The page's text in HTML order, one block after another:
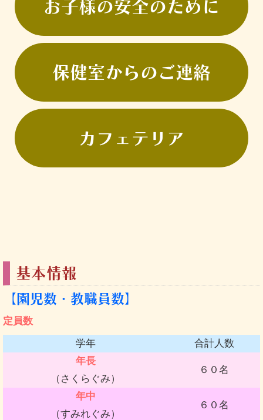
お子様の安全のために
保健室からのご連絡
カフェテリア
基本情報
【園児数・教職員数】
定員数
学年
合計人数
年長
（さくらぐみ）
６０名
年中
（すみれぐみ）
６０名